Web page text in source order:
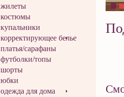
жилеты
костюмы
купальники
корректирующее белье
платья/сарафаны
футболки/топы
шорты
юбки
одежда для дома